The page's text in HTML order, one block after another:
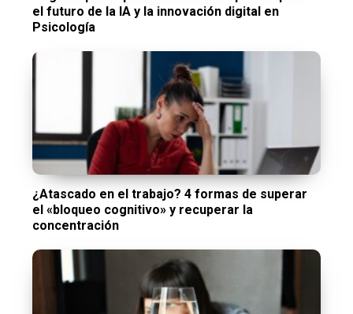
el futuro de la IA y la innovación digital en
Psicología
¿Atascado en el trabajo? 4 formas de superar
el «bloqueo cognitivo» y recuperar la
concentración